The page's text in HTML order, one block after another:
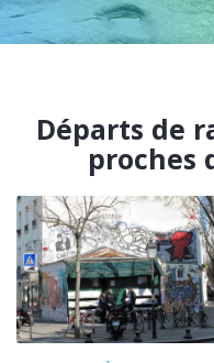
Départs de
proches